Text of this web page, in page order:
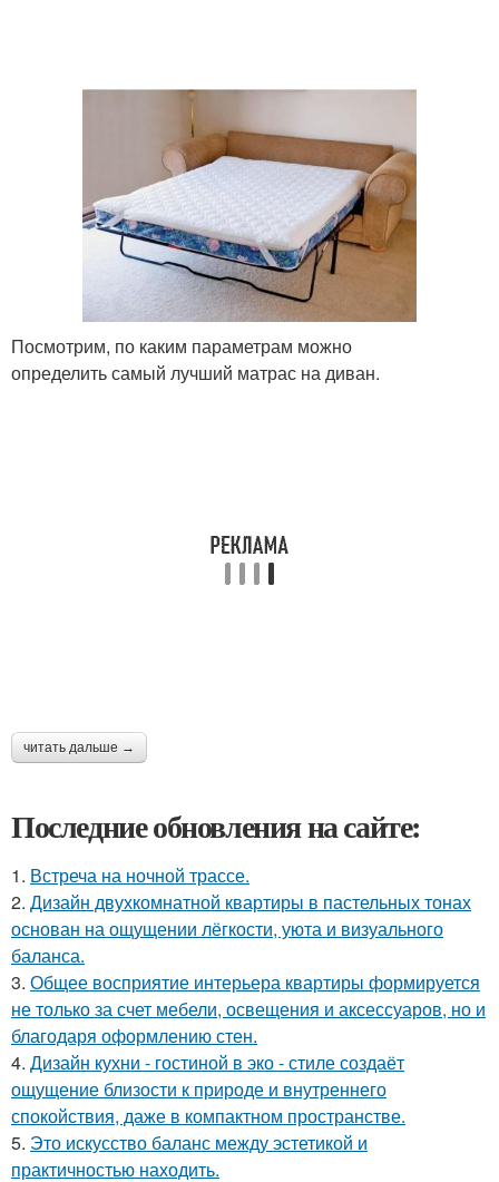
Посмотрим, по каким параметрам можно
определить самый лучший матрас на диван.
читать дальше →
Последние обновления на сайте:
1. Встреча на ночной трассе.
2. Дизайн двухкомнатной квартиры в пастельных тонах
основан на ощущении лёгкости, уюта и визуального
баланса.
3. Общее восприятие интерьера квартиры формируется
не только за счет мебели, освещения и аксессуаров, но и
благодаря оформлению стен.
4. Дизайн кухни - гостиной в эко - стиле создаёт
ощущение близости к природе и внутреннего
спокойствия, даже в компактном пространстве.
5. Это искусство баланс между эстетикой и
практичностью находить.